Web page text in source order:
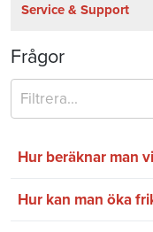
Service & Support
Frågor
Hur beräknar man
Hur kan man öka